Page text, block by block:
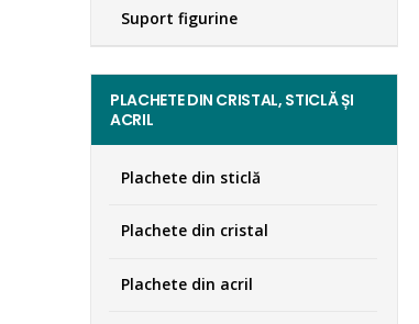
Suport figurine
PLACHETE DIN CRISTAL, STICLĂ ȘI
ACRIL
Plachete din sticlă
Plachete din cristal
Plachete din acril